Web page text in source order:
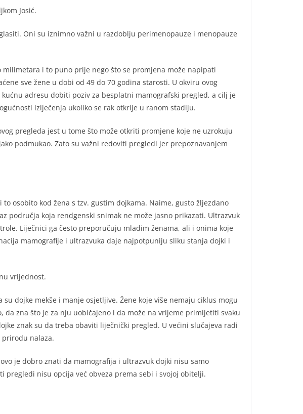
Josić.
Oni su iznimno važni u razdoblju perimenopauze i menopauze
i to puno prije nego što se promjena može napipati
sve žene u dobi od 49 do 70 godina starosti. U okviru ovog
adresu dobiti poziv za besplatni mamografski pregled, a cilj je
izlječenja ukoliko se rak otkrije u ranom stadiju.
pregleda jest u tome što može otkriti promjene koje ne uzrokuju
podmukao. Zato su važni redoviti pregledi jer prepoznavanjem
osobito kod žena s tzv. gustim dojkama. Naime, gusto žljezdano
koja rendgenski snimak ne može jasno prikazati. Ultrazvuk
Liječnici ga često preporučuju mlađim ženama, ali i onima koje
mamografije i ultrazvuka daje najpotpuniju sliku stanja dojki i
vrijednost.
dojke mekše i manje osjetljive. Žene koje više nemaju ciklus mogu
zna što je za nju uobičajeno i da može na vrijeme primijetiti svaku
znak su da treba obaviti liječnički pregled. U većini slučajeva radi
nalaza.
je dobro znati da mamografija i ultrazvuk dojki nisu samo
nisu opcija već obveza prema sebi i svojoj obitelji.